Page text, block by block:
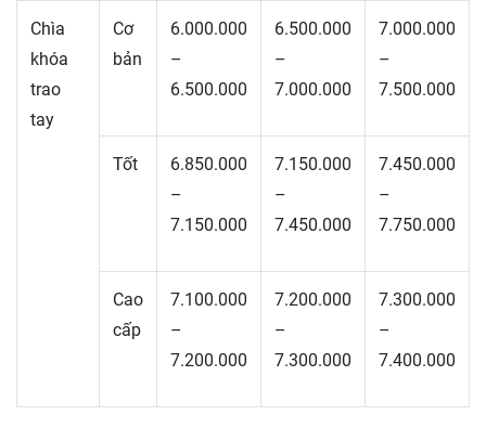
Chìa
khóa
trao
tay
Cơ
bản
6.000.000
–
6.500.000
6.500.000
–
7.000.000
7.000.000
–
7.500.000
Tốt
6.850.000
–
7.150.000
7.150.000
–
7.450.000
7.450.000
–
7.750.000
Cao
cấp
7.100.000
–
7.200.000
7.200.000
–
7.300.000
7.300.000
–
7.400.000